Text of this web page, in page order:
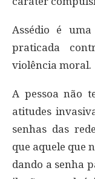
Assédio é uma
praticada
violência moral.
A pessoa não
atitudes
senhas das
que aquele que
dando a senha